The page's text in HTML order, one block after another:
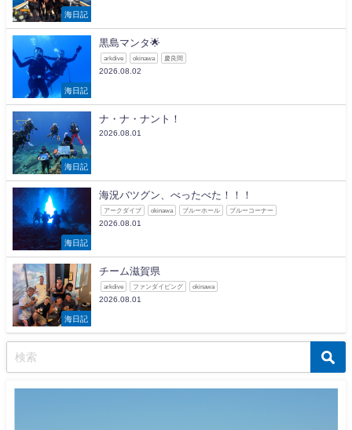
海日記
海日記
黒島マンタ🌟
arkdive okinawa 慶良間
2026.08.02
海日記
ナ・ナ・ナント！
2026.08.01
海日記
海況バツグン、べったべた！！！
アークダイブ okinawa ブルーホール ブルーコーナー
2026.08.01
海日記
チーム滋賀県
arkdive ファンダイビング okinawa
2026.08.01